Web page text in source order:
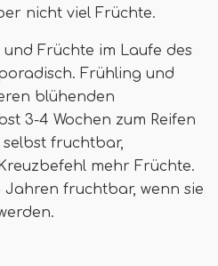
nicht viel Früchte.
Früchte im Laufe des
Frühling und
blühenden
3-4 Wochen zum Reifen
fruchtbar,
mehr Früchte.
Jahren fruchtbar, wenn sie